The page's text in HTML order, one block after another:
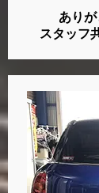
ありが
スタッフ